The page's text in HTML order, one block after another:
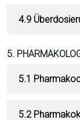
4.9
5.
5.1
5.2